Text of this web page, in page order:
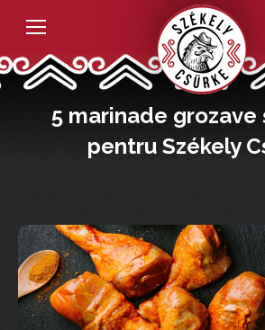
5 marinade grozave
pentru Székely